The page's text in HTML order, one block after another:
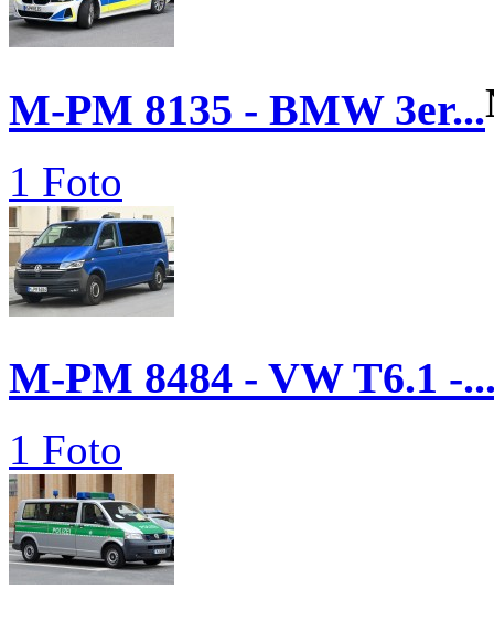
M-PM 8135 - BMW 3er...
1 Foto
M-PM 8484 - VW T6.1 -
1 Foto